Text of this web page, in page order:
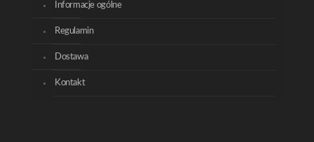
Informacje ogólne
Regulamin
Dostawa
Kontakt